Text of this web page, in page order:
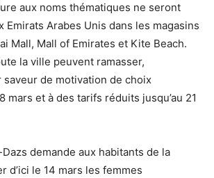
aux noms thématiques ne seront
Emirats Arabes Unis dans les magasins
Mall, Mall of Emirates et Kite Beach.
la ville peuvent ramasser,
de motivation de choix
mars et à des tarifs réduits jusqu’au 21
demande aux habitants de la
d’ici le 14 mars les femmes